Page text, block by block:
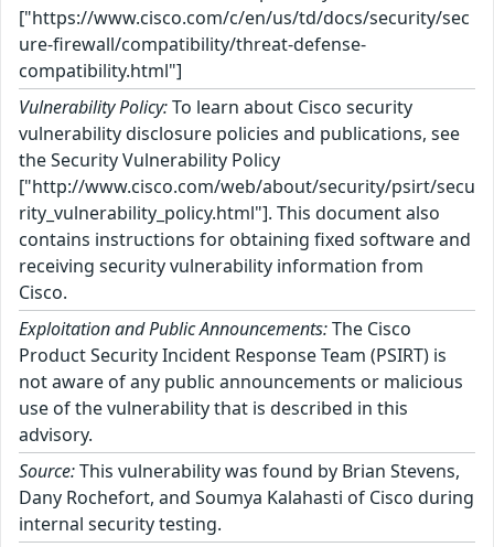
["https://www.cisco.com/c/en/us/td/docs/security/sec
ure-firewall/compatibility/threat-defense-
compatibility.html"]
Vulnerability Policy:To learn about Cisco security
vulnerability disclosure policies and publications, see
the Security Vulnerability Policy
["http://www.cisco.com/web/about/security/psirt/secu
rity_vulnerability_policy.html"]. This document also
contains instructions for obtaining fixed software and
receiving security vulnerability information from
Cisco.
Exploitation and Public Announcements:The Cisco
Product Security Incident Response Team (PSIRT) is
not aware of any public announcements or malicious
use of the vulnerability that is described in this
advisory.
Source:This vulnerability was found by Brian Stevens,
Dany Rochefort, and Soumya Kalahasti of Cisco during
internal security testing.